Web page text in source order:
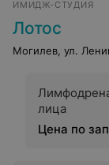
ИМИДЖ-СТУДИЯ
Лотос
Могилев, ул.
лица
Цена по